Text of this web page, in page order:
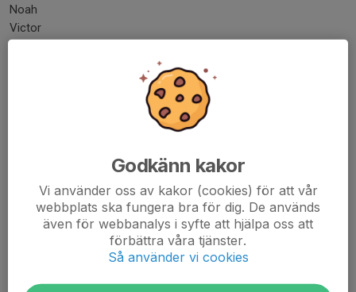
Noah
Victor
OBS! Här har anordnande lag valt att ha matcher som är 3 *10
minuter och de har bett oss att informera om följande:
"Publiken placerar sig på motsatt sida om lagens avbytarbänkar.
Vi vill ha ett positivt klimat kring matchen och tolererar inga
klagomål på domare, spelare, ledare eller övriga funktionärer.
Det finns en kiosk på området som oftast är öppen."
Dela nyhet
Godkänn kakor
Vi använder oss av kakor (cookies) för att vår
webbplats ska fungera bra för dig. De används
även för webbanalys i syfte att hjälpa oss att
förbättra våra tjänster.
Så använder vi cookies